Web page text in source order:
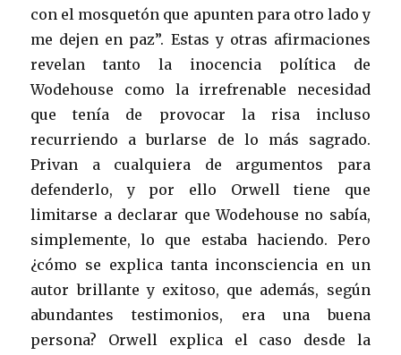
con el mosquetón que apunten para otro lado y
me dejen en paz”. Estas y otras afirmaciones
revelan tanto la inocencia política de
Wodehouse como la irrefrenable necesidad
que tenía de provocar la risa incluso
recurriendo a burlarse de lo más sagrado.
Privan a cualquiera de argumentos para
defenderlo, y por ello Orwell tiene que
limitarse a declarar que Wodehouse no sabía,
simplemente, lo que estaba haciendo. Pero
¿cómo se explica tanta inconsciencia en un
autor brillante y exitoso, que además, según
abundantes testimonios, era una buena
persona? Orwell explica el caso desde la